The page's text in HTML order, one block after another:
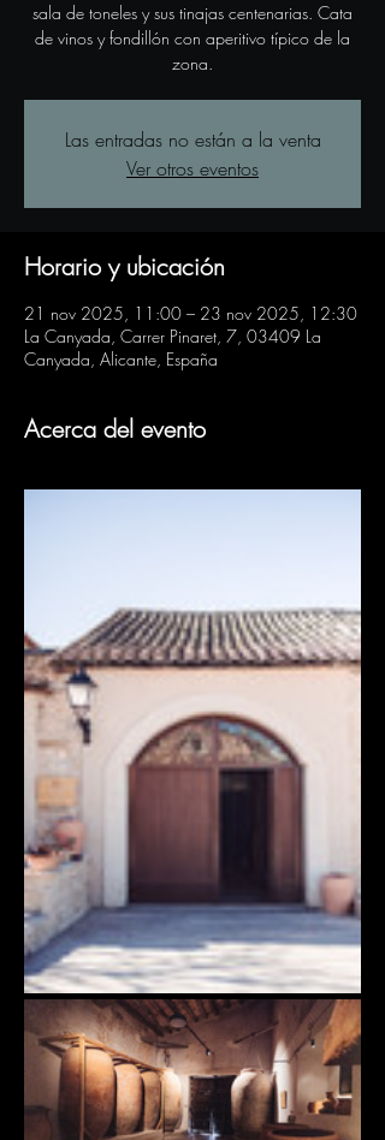
sala de toneles y sus tinajas centenarias. Cata
de vinos y fondillón con aperitivo típico de la
zona.
Las entradas no están a la venta
Ver otros eventos
Horario y ubicación
21 nov 2025, 11:00 – 23 nov 2025, 12:30
La Canyada, Carrer Pinaret, 7, 03409 La
Canyada, Alicante, España
Acerca del evento